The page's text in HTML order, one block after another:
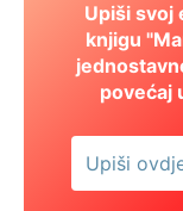
Upiši svoj
knjigu
povećaj